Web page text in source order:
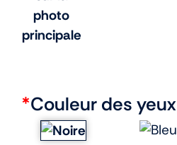
photo
principale
*Couleur des yeux